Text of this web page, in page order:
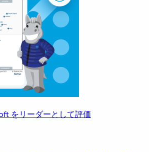
をリーダーとして評価